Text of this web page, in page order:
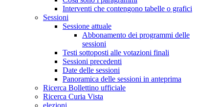
Interventi che contengono tabelle o grafici
Sessioni
Sessione attuale
Abbonamento dei programmi delle
sessioni
Testi sottoposti alle votazioni finali
Sessioni precedenti
Date delle sessioni
Panoramica delle sessioni in anteprima
Ricerca Bollettino ufficiale
Ricerca Curia Vista